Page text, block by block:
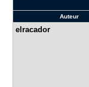
Auteur
elracador